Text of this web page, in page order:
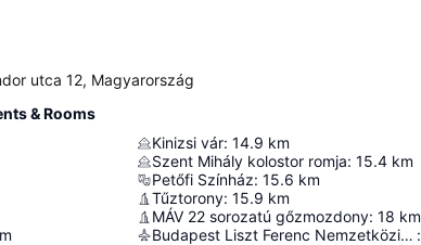
utca 12, Magyarország
& Rooms
Kinizsi vár: 14.9 km
Szent Mihály kolostor romja: 15.4 km
Petőfi Színház: 15.6 km
Tűztorony: 15.9 km
MÁV 22 sorozatú gőzmozdony: 18 km
Budapest Liszt Ferenc Nemzetközi Repülőtér :